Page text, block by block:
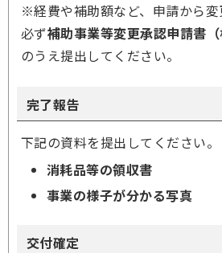
※経費や補助額など、申請から変
必ず補助事業等変更承認申請書（
のうえ提出してください。
完了報告
下記の資料を提出してください。
消耗品等の領収書
事業の様子が分かる写真
交付確定